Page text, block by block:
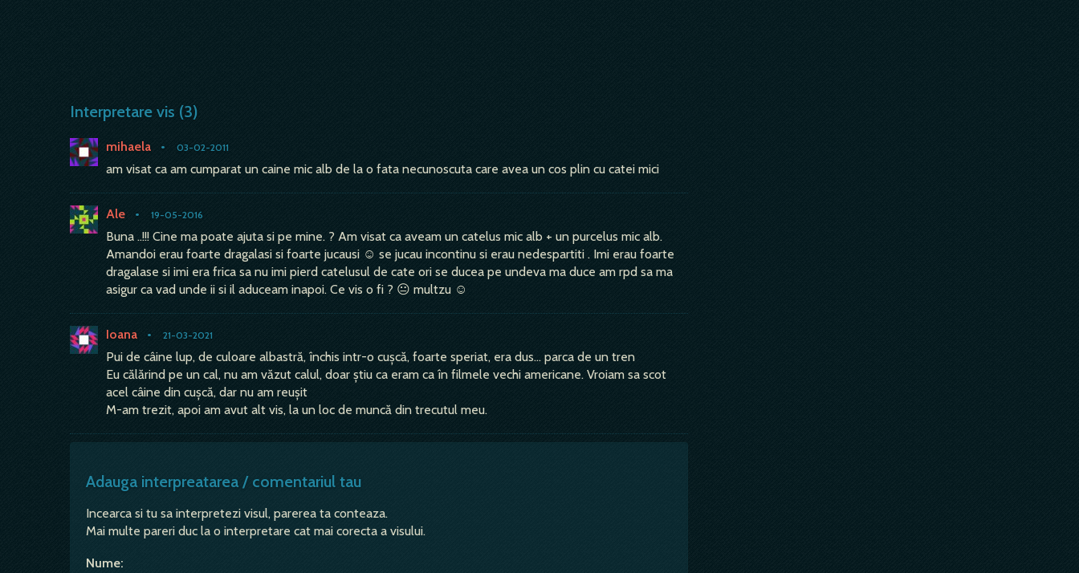
Interpretare vis (3)
mihaela • 03-02-2011
am visat ca am cumparat un caine mic alb de la o fata necunoscuta care avea un cos plin cu catei mici
Ale • 19-05-2016
Buna ..!!! Cine ma poate ajuta si pe mine. ? Am visat ca aveam un catelus mic alb + un purcelus mic alb.
Amandoi erau foarte dragalasi si foarte jucausi ☺ se jucau incontinu si erau nedespartiti . Imi erau foarte
dragalase si imi era frica sa nu imi pierd catelusul de cate ori se ducea pe undeva ma duce am rpd sa ma
asigur ca vad unde ii si il aduceam inapoi. Ce vis o fi ? 😐 multzu ☺
Ioana • 21-03-2021
Pui de câine lup, de culoare albastră, închis intr-o cușcă, foarte speriat, era dus... parca de un tren
Eu călărind pe un cal, nu am văzut calul, doar știu ca eram ca în filmele vechi americane. Vroiam sa scot
acel câine din cușcă, dar nu am reușit
M-am trezit, apoi am avut alt vis, la un loc de muncă din trecutul meu.
Adauga interpreatarea / comentariul tau
Incearca si tu sa interpretezi visul, parerea ta conteaza.
Mai multe pareri duc la o interpretare cat mai corecta a visului.
Nume: